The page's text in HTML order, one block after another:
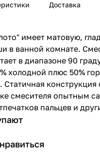
92 744
58
25
Доставка
имеет матовую,
в ванной комнате.
в диапазоне 90
холодной плюс 50%
Статичная
смесителя опытным
пальцев и